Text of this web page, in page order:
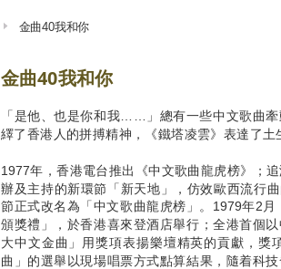
金曲40我和你
金曲40我和你
「是他、也是你和我……」總有一些中文歌曲
繹了香港人的拼搏精神，《鐵塔凌雲》表達了土
1977年，香港電台推出《中文歌曲龍虎榜》；
辦及主持的新環節「新天地」，仿效歐西流行
節正式改名為「中文歌曲龍虎榜」。1979年2
頒獎禮」，於香港喜來登酒店舉行；全港首個
大中文金曲」用獎項表揚樂壇精英的貢獻，獎
曲」的選舉以現場唱票方式點算結果，隨着科